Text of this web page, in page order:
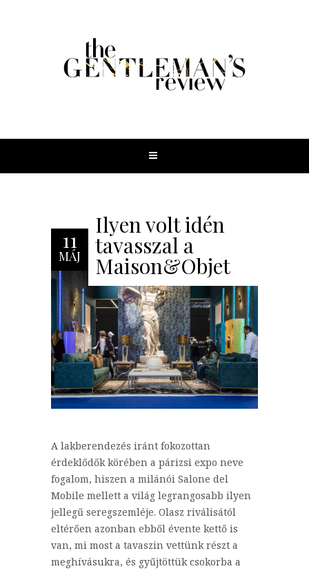
11
MÁJ
Ilyen volt idén
tavasszal a
Maison&Objet
A lakberendezés iránt fokozottan
érdeklődők körében a párizsi expo neve
fogalom, hiszen a milánói Salone del
Mobile mellett a világ legrangosabb ilyen
jellegű seregszemléje. Olasz riválisától
eltérően azonban ebből évente kettő is
van, mi most a tavaszin vettünk részt a
meghívásukra, és gyűjtöttük csokorba a